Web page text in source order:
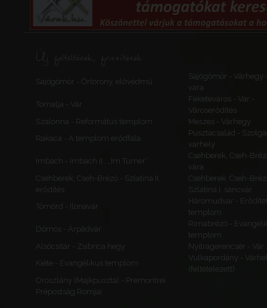
Új feltöltések, frissítések
Sajógömör - Őrtorony, elővédmű
Sajógömör - Várhegy
vára
Tornalja - Vár
Feketeváros - Vár -
Városerődítés
Szalonna - Református templom
Meszes - Várhegy
Rakaca - A templom erődfala
Pusztacsalád -
várhely
Imbach - Imbach II., „Im Turner”
Csehberek, Cseh-
vára
Csehberek, Cseh-Brézó - Szlatina II.
erődítés
Csehberek, Cseh-
Szlatina I. sáncvár
Tömörd - Ilonavár
Háromudvar -
templom
Dömös - Árpádvár
Rimabrézó -
templom
Alsócsitár - Zsibrica hegy
Nyitragerencsér - Vár
Kiéte - Evangélikus templom
Vulkapordány -
(feltételezett)
Oroszlány (Majkpuszta) - Premontrei
Prépostság Romjai